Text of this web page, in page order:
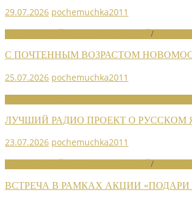
29.07.2026 pochemuchka2011
/
С ПОЧТЕННЫМ ВОЗРАСТОМ
25.07.2026 pochemuchka2011
ЛУЧШИЙ РАДИО ПРОЕКТ О РУССКОМ
23.07.2026 pochemuchka2011
/
ВСТРЕЧА В РАМКАХ АКЦИИ